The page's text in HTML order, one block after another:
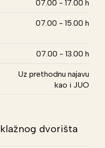
07.00 - 17.00 h
07.00 - 15.00 h
07.00 - 13.00 h
Uz prethodnu najavu
kao i JUO
dvorišta